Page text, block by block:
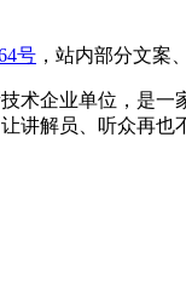
号 ，站内部分文案
术企业单位，是
讲解员、听众再